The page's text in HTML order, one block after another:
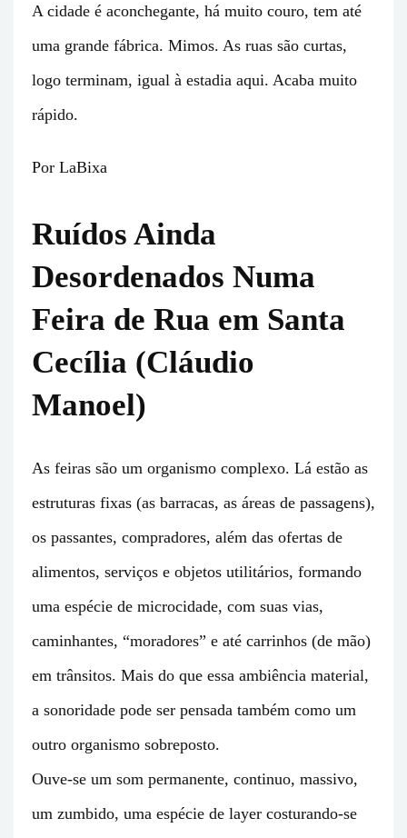
A cidade é aconchegante, há muito couro, tem até
uma grande fábrica. Mimos. As ruas são curtas,
logo terminam, igual à estadia aqui. Acaba muito
rápido.
Por LaBixa
Ruídos Ainda
Desordenados Numa
Feira de Rua em Santa
Cecília (Cláudio
Manoel)
As feiras são um organismo complexo. Lá estão as
estruturas fixas (as barracas, as áreas de passagens),
os passantes, compradores, além das ofertas de
alimentos, serviços e objetos utilitários, formando
uma espécie de microcidade, com suas vias,
caminhantes, “moradores” e até carrinhos (de mão)
em trânsitos. Mais do que essa ambiência material,
a sonoridade pode ser pensada também como um
outro organismo sobreposto.
Ouve-se um som permanente, continuo, massivo,
um zumbido, uma espécie de layer costurando-se